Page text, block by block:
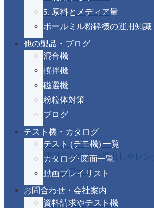
5. 原料とメディア量
ボールミル粉砕機の運用知識
他の製品・ブログ
混合機
撹拌機
磁選機
粉粒体対策
ブログ
テスト機・カタログ
テスト (デモ機) 一覧
運用前テストの貸出しやレン
カタログ･図面一覧
ダウンロード
動画プレイリスト
お問合わせ・会社案内
資料請求やテスト機
適用容
φ180ポットミル×4個
ポット
回転数
最大約100rpm(インバーター
装備品
プログラム調節計、電磁ロッ
ク、データロガー等
(W)1780×(D)600×(H)1702mm
※カバー閉時
温度使
室温～200℃
仕様は実績品の一例です。ご希望
に合わせて設計いたしますので、
お気軽にご相談ください。